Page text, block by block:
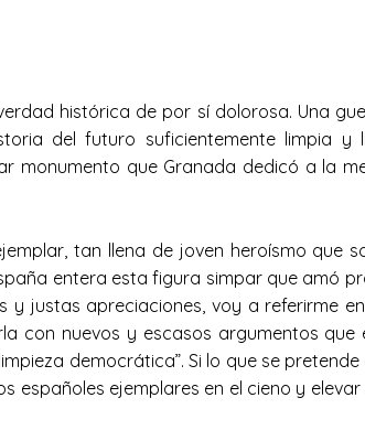
histórica de por sí dolorosa. Una
del futuro suficientemente limpia y
monumento que Granada dedicó a la
tan llena de joven heroísmo que
entera esta figura simpar que amó
justas apreciaciones, voy a referirme
con nuevos y escasos argumentos que
democrática”. Si lo que se pretende
españoles ejemplares en el cieno y